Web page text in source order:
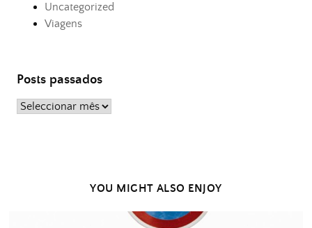
Uncategorized
Viagens
Posts passados
Posts
YOU MIGHT ALSO ENJOY